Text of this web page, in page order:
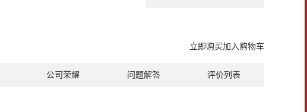
立即购买加入购物车
公司荣耀 问题解答 评价列表